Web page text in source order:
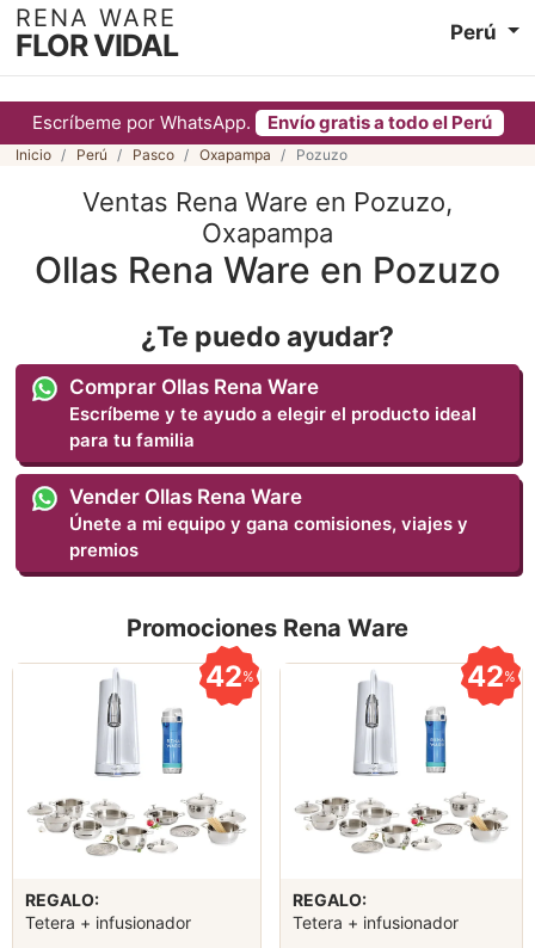
Escríbeme por WhatsApp. Envío gratis a todo el Perú
RENA WARE
FLOR VIDAL Perú
Inicio Perú Pasco Oxapampa Pozuzo
Ventas Rena Ware en Pozuzo,
Oxapampa
Ollas Rena Ware en Pozuzo
¿Te puedo ayudar?
Comprar Ollas Rena Ware
Escríbeme y te ayudo a elegir el producto ideal
para tu familia
Vender Ollas Rena Ware
Únete a mi equipo y gana comisiones, viajes y
premios
Promociones Rena Ware
42%
REGALO:
Tetera + infusionador
42%
REGALO:
Tetera + infusionador